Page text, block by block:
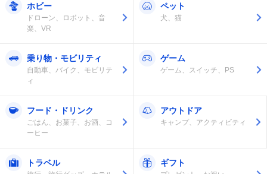
ホビー
ドローン、ロボット、音
楽、VR
ペット
犬、猫
乗り物・モビリティ
自動車、バイク、モビリテ
ィ
ゲーム
ゲーム、スイッチ、PS
フード・ドリンク
ごはん、お菓子、お酒、コ
ーヒー
アウトドア
キャンプ、アクティビティ
トラベル ギフト